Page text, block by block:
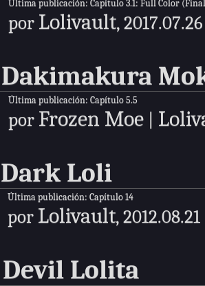
Última publicación: Capítulo 3.1: Full Color
por Lolivault, 2017.07.26
Dakimakura
Última publicación: Capítulo 5.5
por Frozen Moe|
Dark Loli
Última publicación: Capítulo 14
por Lolivault, 2012.08.21
Devil Lolita